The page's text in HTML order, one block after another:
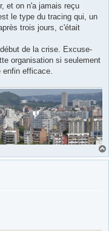
et on n'a jamais reçu
le type du tracing qui, un
trois jours, c'était
de la crise. Excuse-
organisation si seulement
efficace.